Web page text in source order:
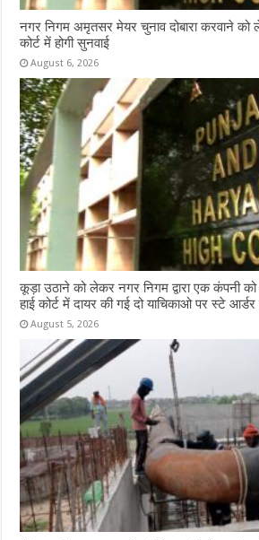
नगर निगम अमृतसर मेयर चुनाव दोबारा करवाने
कोर्ट में होगी सुनवाई
August 6, 2026
कूड़ा उठाने को लेकर नगर निगम द्वारा एक कंपनी
हाई कोर्ट में दायर की गई दो याचिकाओ पर स्टे आर्डर
August 5, 2026